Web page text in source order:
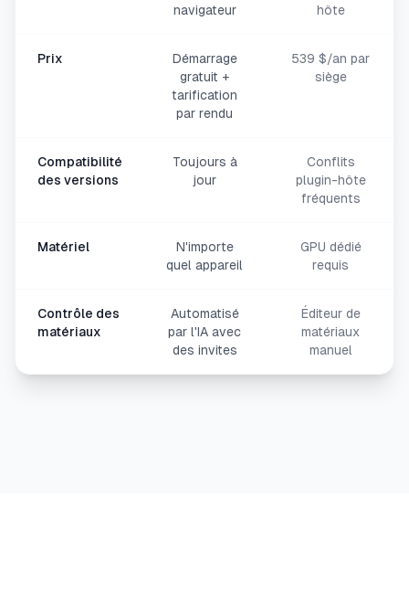
navigateur
hôte
Prix
Démarrage
gratuit +
tarification
par rendu
539 $/an par
siège
Compatibilité
des versions
Toujours à
jour
Conflits
plugin-hôte
fréquents
Matériel
N'importe
quel appareil
GPU dédié
requis
Contrôle des
matériaux
Automatisé
par l'IA avec
des invites
Éditeur de
matériaux
manuel